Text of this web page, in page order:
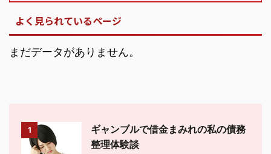
よく見られているページ
まだデータがありません。
1
ギャンブルで借金まみれの私の債務
整理体験談